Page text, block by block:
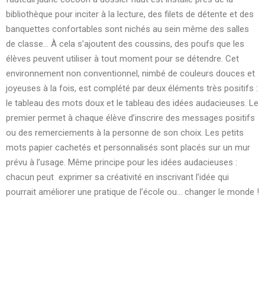
bibliothèque pour inciter à la lecture, des filets de détente et des
banquettes confortables sont nichés au sein même des salles
de classe… À cela s’ajoutent des coussins, des poufs que les
élèves peuvent utiliser à tout moment pour se détendre. Cet
environnement non conventionnel, nimbé de couleurs douces et
joyeuses à la fois, est complété par deux éléments très positifs :
le tableau des mots doux et le tableau des idées audacieuses. Le
premier permet à chaque élève d’inscrire des messages positifs
ou des remerciements à la personne de son choix. Les petits
mots papier cachetés et personnalisés sont placés sur un mur
prévu à l’usage. Même principe pour les idées audacieuses :
chacun peut exprimer sa créativité en inscrivant l’idée qui
pourrait améliorer une pratique de l’école ou… changer le monde !